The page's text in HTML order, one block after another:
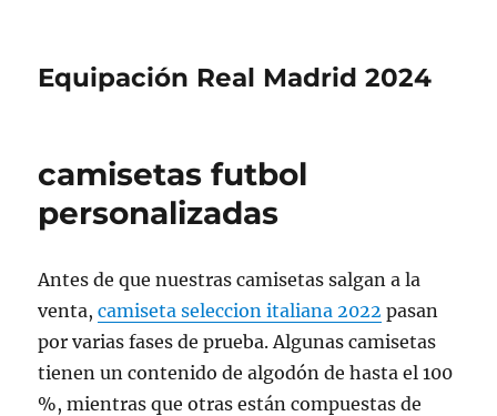
Equipación Real Madrid 2024
camisetas futbol
personalizadas
Antes de que nuestras camisetas salgan a la
venta,camiseta seleccion italiana 2022 pasan
por varias fases de prueba. Algunas camisetas
tienen un contenido de algodón de hasta el 100
%, mientras que otras están compuestas de